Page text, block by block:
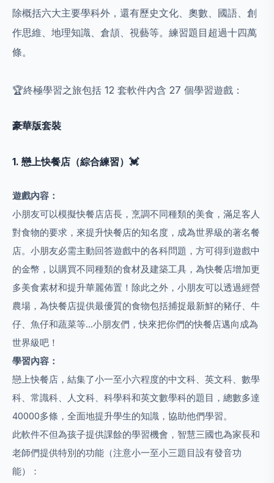
除概括六大主要學科外，還有歷史文化、奧數、國語、創
作思維、地理知識、倉頡、視藝等。練習題目超過十四萬
條。
🏆終極學習之旅包括 12 套軟件內含 27 個學習遊戲：
豪華版套裝
1. 戀上快餐店（綜合練習）💓
遊戲內容：
小朋友可以模擬快餐店店長，烹調不同種類的美食，滿足客人
對食物的要求，來提升快餐店的知名度，成為世界級的著名餐
店。小朋友必需主動回答遊戲中的各科問題，方可得到遊戲中
的金幣，以購買不同種類的食材及建築工具，為快餐店增加更
多美食素材和提升華麗佈置！除此之外，小朋友可以透過經營
農場，為快餐店提供最優質的食物包括捕捉最新鮮的豬仔、牛
仔、魚仔和蔬菜等…小朋友們，快來把你們的快餐店邁向成為
世界級吧！
學習內容：
戀上快餐店，結集了小一至小六程度的中文科、英文科、數學
科、常識科、人文科、科學科和英文數學科的題目，總數多達
40000多條，全面地提升學生的知識，協助他們學習。
此軟件不但為孩子提供課餘的學習機會，智慧三國也為家長和
老師們提供特別的功能（注意小一至小三題目設有發音功
能）：